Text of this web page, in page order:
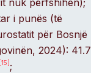
nuk përfshihen);
i punës (të
për Bosnjë
2024): 41.7
[15] ;